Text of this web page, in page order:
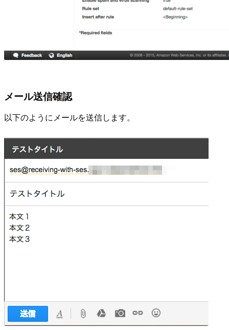
メール送信確認
以下のようにメールを送信します。